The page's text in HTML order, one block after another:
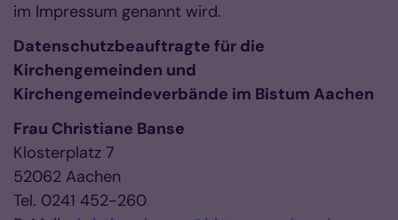
im Impressum genannt wird.
Datenschutzbeauftragte für die
Kirchengemeinden und
Kirchengemeindeverbände im Bistum Aachen
Frau Christiane Banse
Klosterplatz 7
52062 Aachen
Tel. 0241 452-260